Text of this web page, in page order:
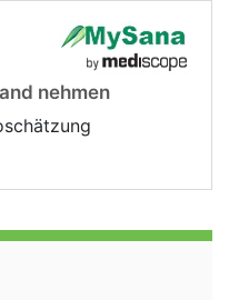
nehmen